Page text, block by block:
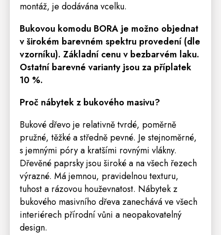
montáž, je dodávána vcelku.
Bukovou komodu BORA je možno objednat
v širokém barevném spektru provedení (dle
vzorníku). Základní cenu v bezbarvém laku.
Ostatní barevné varianty jsou za příplatek
10 %.
Proč nábytek z bukového masivu?
Bukové dřevo je relativně tvrdé, poměrně
pružné, těžké a středně pevné. Je stejnoměrné,
s jemnými póry a kratšími rovnými vlákny.
Dřevěné paprsky jsou široké a na všech řezech
výrazné. Má jemnou, pravidelnou texturu,
tuhost a rázovou houževnatost. Nábytek z
bukového masivního dřeva zanechává ve všech
interiérech přírodní vůni a neopakovatelný
design.